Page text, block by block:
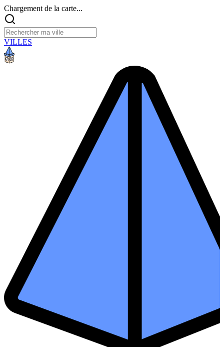
Chargement de la carte...
VILLES